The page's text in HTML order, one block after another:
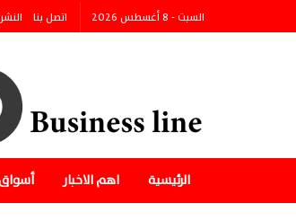
السبت - 8 أغسطس 2026 اتصل بنا
الرئيسية اهم الاخبار